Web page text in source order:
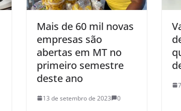
Mais de 60 mil novas
empresas são
abertas em MT no
primeiro semestre
deste ano
13 de setembro de 2023 0